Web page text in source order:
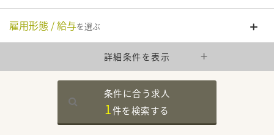
雇用形態 / 給与を選ぶ
詳細条件を表示
条件に合う求人
1件を検索する